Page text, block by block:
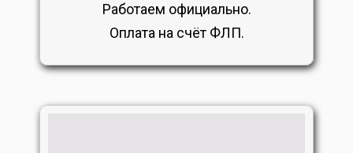
Работаем официально.
Оплата на счёт ФЛП.